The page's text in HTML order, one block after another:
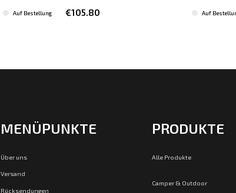
Auf Bestellung €105.80 Auf
MENÜPUNKTE
Über uns
Versand
Rücksendungen
PRODUKTE
Alle Produkte
Camper & Outdoor